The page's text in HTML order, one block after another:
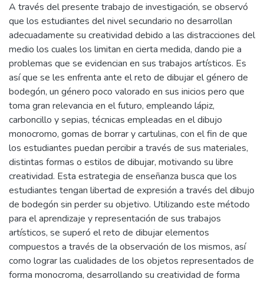
A través del presente trabajo de investigación, se observó
que los estudiantes del nivel secundario no desarrollan
adecuadamente su creatividad debido a las distracciones del
medio los cuales los limitan en cierta medida, dando pie a
problemas que se evidencian en sus trabajos artísticos. Es
así que se les enfrenta ante el reto de dibujar el género de
bodegón, un género poco valorado en sus inicios pero que
toma gran relevancia en el futuro, empleando lápiz,
carboncillo y sepias, técnicas empleadas en el dibujo
monocromo, gomas de borrar y cartulinas, con el fin de que
los estudiantes puedan percibir a través de sus materiales,
distintas formas o estilos de dibujar, motivando su libre
creatividad. Esta estrategia de enseñanza busca que los
estudiantes tengan libertad de expresión a través del dibujo
de bodegón sin perder su objetivo. Utilizando este método
para el aprendizaje y representación de sus trabajos
artísticos, se superó el reto de dibujar elementos
compuestos a través de la observación de los mismos, así
como lograr las cualidades de los objetos representados de
forma monocroma, desarrollando su creatividad de forma